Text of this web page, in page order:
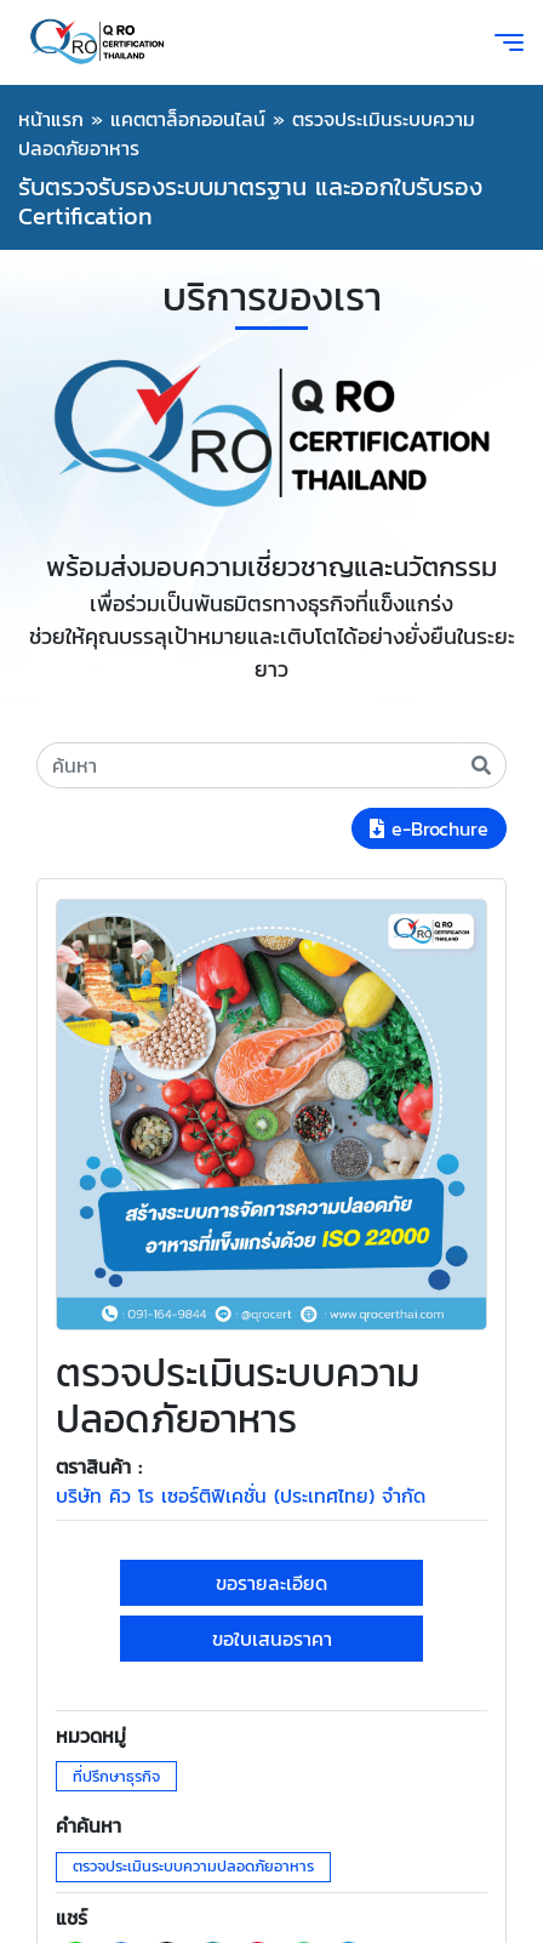
หน้าแรก » แคตตาล็อกออนไลน์ » ตรวจประเมินระบบความ
ปลอดภัยอาหาร
รับตรวจรับรองระบบมาตรฐาน และออกใบรับรอง
Certification
บริการของเรา
พร้อมส่งมอบความเชี่ยวชาญและนวัตกรรม
เพื่อร่วมเป็นพันธมิตรทางธุรกิจที่แข็งแกร่ง
ช่วยให้คุณบรรลุเป้าหมายและเติบโตได้อย่างยั่งยืนในระยะ
ยาว
e-Brochure
ตรวจประเมินระบบความ
ปลอดภัยอาหาร
ตราสินค้า :
บริษัท คิว โร เซอร์ติฟิเคชั่น (ประเทศไทย) จำกัด
ขอรายละเอียด
ขอใบเสนอราคา
หมวดหมู่
ที่ปรึกษาธุรกิจ
คำค้นหา
ตรวจประเมินระบบความปลอดภัยอาหาร
แชร์